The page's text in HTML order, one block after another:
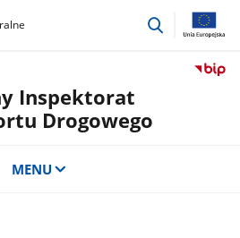
przejdź
Inspektorat
Drogowego
MENU